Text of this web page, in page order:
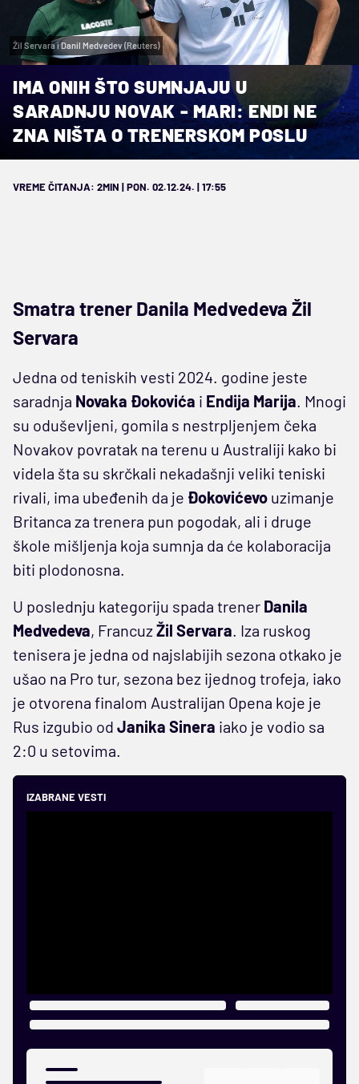
Žil Servara i Danil Medvedev (Reuters)
IMA ONIH ŠTO SUMNJAJU U
SARADNJU NOVAK - MARI: ENDI NE
ZNA NIŠTA O TRENERSKOM POSLU
VREME ČITANJA: 2MIN | PON. 02.12.24. | 17:55
Smatra trener Danila Medvedeva Žil
Servara
Jedna od teniskih vesti 2024. godine jeste
saradnja Novaka Đokovića i Endija Marija . Mnogi
su oduševljeni, gomila s nestrpljenjem čeka
Novakov povratak na terenu u Australiji kako bi
videla šta su skrčkali nekadašnji veliki teniski
rivali, ima ubeđenih da je Đokovićevo uzimanje
Britanca za trenera pun pogodak, ali i druge
škole mišljenja koja sumnja da će kolaboracija
biti plodonosna.
U poslednju kategoriju spada trener Danila
Medvedeva, FrancuzŽil Servara . Iza ruskog
tenisera je jedna od najslabijih sezona otkako je
ušao na Pro tur, sezona bez ijednog trofeja, iako
je otvorena finalom Australijan Opena koje je
Rus izgubio od Janika Sinera iako je vodio sa
2:0 u setovima.
IZABRANE VESTI